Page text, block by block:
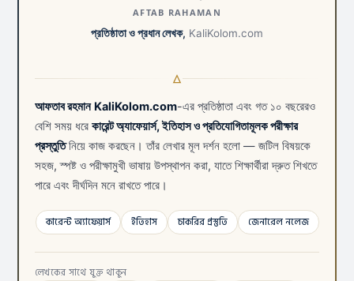
AFTAB RAHAMAN
প্রতিষ্ঠাতা ও প্রধান লেখক, KaliKolom.com
আফতাব রহমান KaliKolom.com-এর প্রতিষ্ঠাতা এবং গত ১০ বছরেরও
বেশি সময় ধরে কারেন্ট অ্যাফেয়ার্স, ইতিহাস ও প্রতিযোগিতামূলক পরীক্ষার
প্রস্তুতিনিয়ে কাজ করছেন। তাঁর লেখার মূল দর্শন হলো — জটিল বিষয়কে
সহজ, স্পষ্ট ও পরীক্ষামুখী ভাষায় উপস্থাপন করা, যাতে শিক্ষার্থীরা দ্রুত শিখতে
পারে এবং দীর্ঘদিন মনে রাখতে পারে।
কারেন্ট অ্যাফেয়ার্স ইতিহাস চাকরির প্রস্তুতি জেনারেল নলেজ
লেখকের সাথে যুক্ত থাকুন